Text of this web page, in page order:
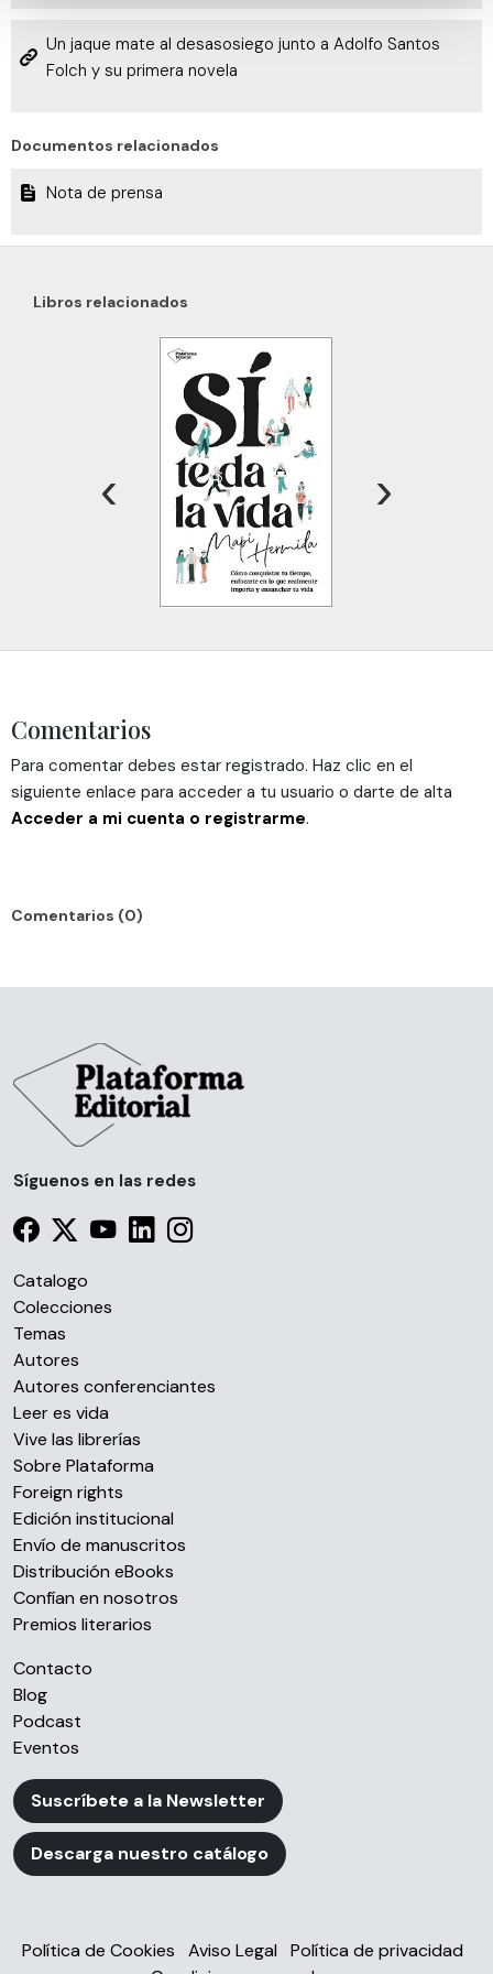
de cookies.
información sobre el uso que haga del sitio web con
Un jaque mate al desasosiego junto a Adolfo Santos
Folch y su primera novela
Documentos relacionados
Nota de prensa
Libros relacionados
‹ ›
Comentarios
Para comentar debes estar registrado. Haz clic en el
siguiente enlace para acceder a tu usuario o darte de alta
Acceder a mi cuenta o registrarme.
Comentarios (0)
Síguenos en las redes
Catalogo
Colecciones
Temas
Autores
Autores conferenciantes
Leer es vida
Vive las librerías
Sobre Plataforma
Foreign rights
Edición institucional
Envío de manuscritos
Distribución eBooks
Confían en nosotros
Premios literarios
Contacto
Blog
Podcast
Eventos
Suscríbete a la Newsletter
Descarga nuestro catálogo
Política de Cookies Aviso Legal
Política de privacidad